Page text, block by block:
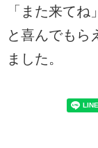
「また来て
と喜んでもら
ました。